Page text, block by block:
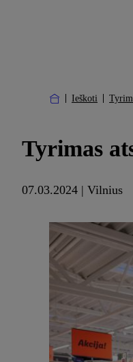
Ieškoti
Tyrimas
07.03.2024 | Vilnius